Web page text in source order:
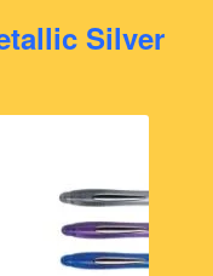
Silver